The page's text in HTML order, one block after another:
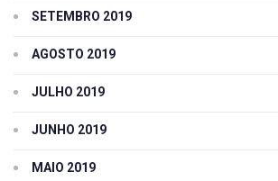
SETEMBRO 2019
AGOSTO 2019
JULHO 2019
JUNHO 2019
MAIO 2019